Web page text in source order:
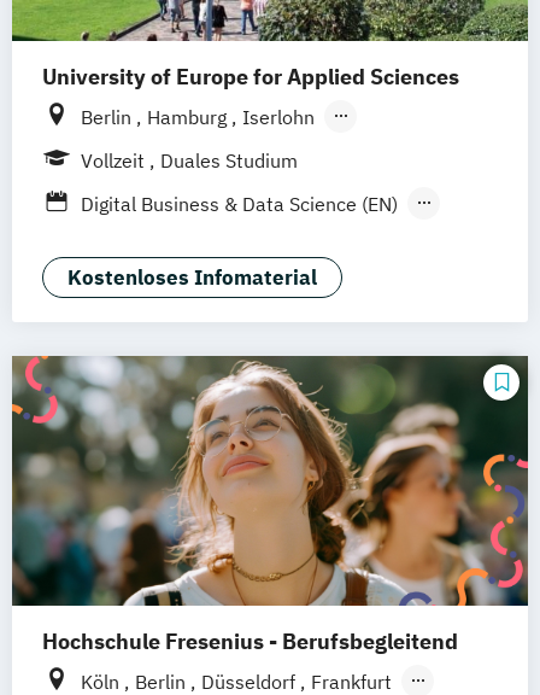
Information Technology Management
(DE/EN)
Softwareentwicklung (DE/EN)
Wirtschaftsinformatik (DE/EN)
University of Europe for Applied Sciences
Berlin Hamburg
Iserlohn
UE Innovation Hub
Vollzeit
Duales Studium
Digital Business & Data Science (EN)
Software Engineering (EN)
Kostenloses Infomaterial
Hochschule Fresenius - Berufsbegleitend
Köln Berlin Düsseldorf
Frankfurt